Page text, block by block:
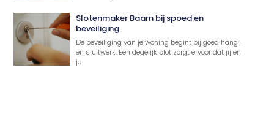
Slotenmaker Baarn bij spoed en
beveiliging
De beveiliging van je woning begint bij goed hang-
en sluitwerk. Een degelijk slot zorgt ervoor dat jij en
je